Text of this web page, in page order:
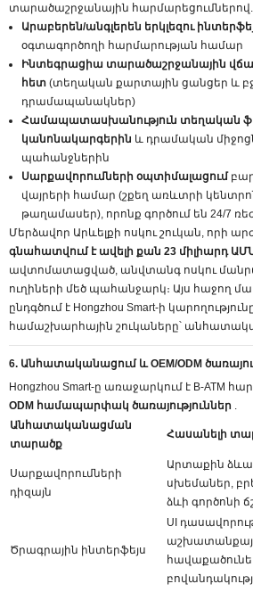
տարածաշրջանային հարմարեցումներով.
Արաբերեն/անգլերեն երկլեզու
օգտագործողի հարմարության համար
Ինտեգրացիա տարածաշրջանային
հետ (տեղական քարտային ցանցեր և
դրամապանակներ)
Համապատասխանություն տեղական
կանոնակարգերին և դրամական
պահանջներին
Սարքավորումների օպտիմալացում
վայրերի համար (շքեղ առևտրի
թաղամասեր), որոնք գործում են 24/7
Մերձավոր Արևելքի ոսկու շուկան, որի
գնահատվում է ավելի քան 23 միլիարդ
ավտոմատացված, անվտանգ ոսկու
ուղիների մեծ պահանջարկ։ Այս հաջող
ընդգծում է Hongzhou Smart-ի
համաշխարհային շուկաները՝
6. Անհատականացում և OEM/ODM
Hongzhou Smart-ը առաջարկում է B-ATM
ODM համապարփակ ծառայություններ .
Անհատականացման
տարածք
Հասանելի
Սարքավորումների
դիզայն
Արտաքին
սխեմաներ,
ձևի գործոնի
Ծրագրային ինտերֆեյս
UI